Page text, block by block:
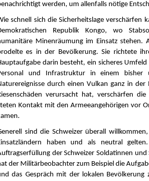
werden, um allenfalls nötige
schnell sich die Sicherheitslage verschärfen
Republik Kongo, wo
Minenräumung im Einsatz stehen.
es in der Bevölkerung. Sie richtete
darin besteht, ein sicheres
und Infrastruktur in einem bisher
durch einen Vulkan ganz in
verursacht hat, verschärfen
Kontakt mit den Armeeangehörigen vor
sind die Schweizer überall
haben und als neutral
der Schweizer Soldatinnen
der Militärbeobachter zum Beispiel die
das Gespräch mit der lokalen